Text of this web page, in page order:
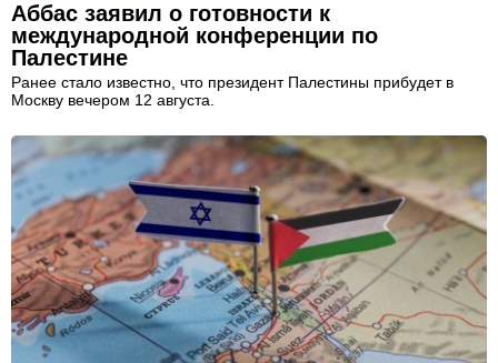
Аббас заявил о готовности к
международной конференции по
Палестине
Ранее стало известно, что президент Палестины прибудет в
Москву вечером 12 августа.